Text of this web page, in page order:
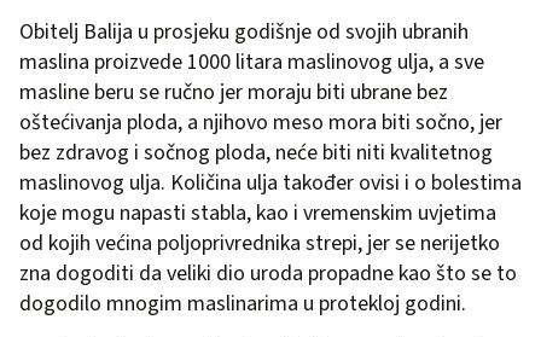
Obitelj Balija u prosjeku godišnje od svojih ubranih
maslina proizvede 1000 litara maslinovog ulja, a sve
masline beru se ručno jer moraju biti ubrane bez
oštećivanja ploda, a njihovo meso mora biti sočno, jer
bez zdravog i sočnog ploda, neće biti niti kvalitetnog
maslinovog ulja. Količina ulja također ovisi i o bolestima
koje mogu napasti stabla, kao i vremenskim uvjetima
od kojih većina poljoprivrednika strepi, jer se nerijetko
zna dogoditi da veliki dio uroda propadne kao što se to
dogodilo mnogim maslinarima u protekloj godini.